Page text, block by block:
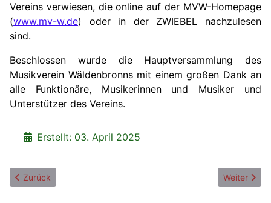
Vereins verwiesen, die online auf der MVW-Homepage
(www.mv-w.de) oder in der ZWIEBEL nachzulesen
sind.
Beschlossen wurde die Hauptversammlung des
Musikverein Wäldenbronns mit einem großen Dank an
alle Funktionäre, Musikerinnen und Musiker und
Unterstützer des Vereins.
DetailsErstellt: 03. April 2025
Vorheriger Beitrag: Ehrungsmatinee 2025
Zurück Nächster
Weiter